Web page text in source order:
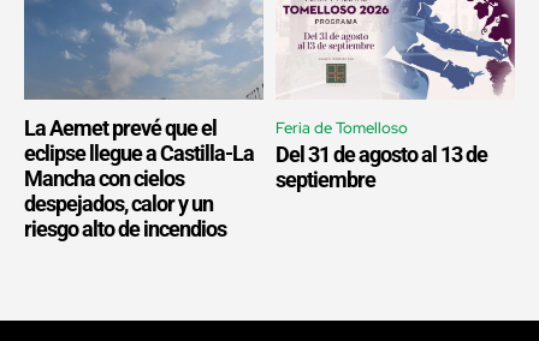
La Aemet prevé que el
eclipse llegue a Castilla-La
Mancha con cielos
despejados, calor y un
riesgo alto de incendios
Feria de Tomelloso
Del 31 de agosto al 13 de
septiembre